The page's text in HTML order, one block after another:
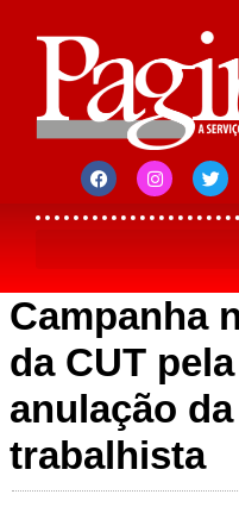
Campanha
da CUT pela
anulação
trabalhista